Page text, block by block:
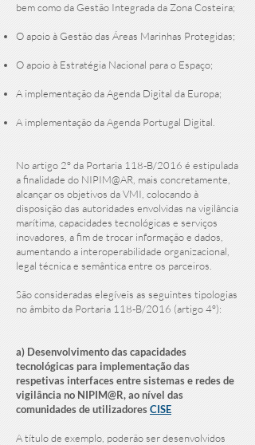
bem como da Gestão Integrada da Zona Costeira;
O apoio à Gestão das Áreas Marinhas Protegidas;
O apoio à Estratégia Nacional para o Espaço;
A implementação da Agenda Digital da Europa;
A implementação da Agenda Portugal Digital.
No artigo 2º da Portaria 118-B/2016 é estipulada
a finalidade do NIPIM@AR, mais concretamente,
alcançar os objetivos da VMI, colocando à
disposição das autoridades envolvidas na vigilância
marítima, capacidades tecnológicas e serviços
inovadores, a fim de trocar informação e dados,
aumentando a interoperabilidade organizacional,
legal técnica e semântica entre os parceiros.
São consideradas elegíveis as seguintes tipologias
no âmbito da Portaria 118-B/2016 (artigo 4º):​
a) Desenvolvimento das capacidades
tecnológicas para implementação das
respetivas interfaces entre sistemas e redes de
vigilância no NIPIM@R, ao nível das
comunidades de utilizadoresCISE
A título de exemplo, poderão ser desenvolvidos